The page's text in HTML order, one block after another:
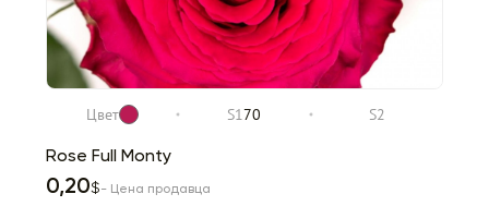
Цвет S170 S2
Rose Full Monty
0,20$- Цена продавца